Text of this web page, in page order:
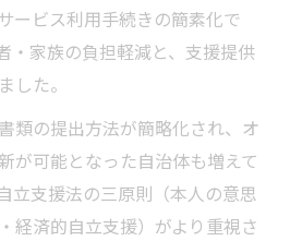
ービス利用手続きの簡素化で
・家族の負担軽減と、支援提供
した。
類の提出方法が簡略化され、オ
が可能となった自治体も増えて
立支援法の三原則（本人の意思
経済的自立支援）がより重視さ